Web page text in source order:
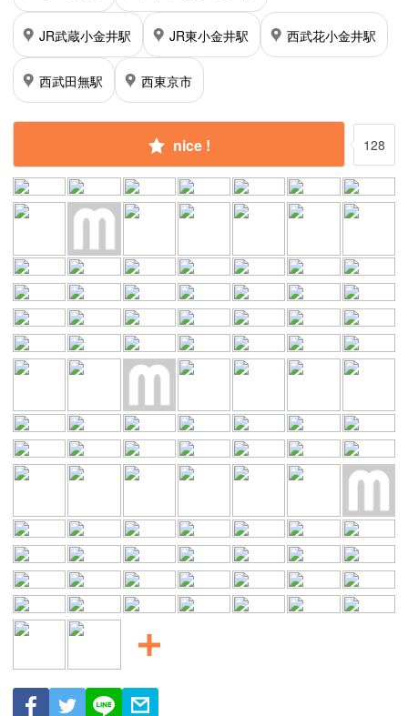
JR武蔵小金井駅 JR東小金井駅 西武花小金井駅
西武田無駅 西東京市
nice ! 128